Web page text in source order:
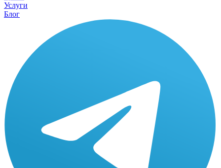
Услуги
Блог